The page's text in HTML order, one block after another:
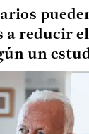
a reducir
un